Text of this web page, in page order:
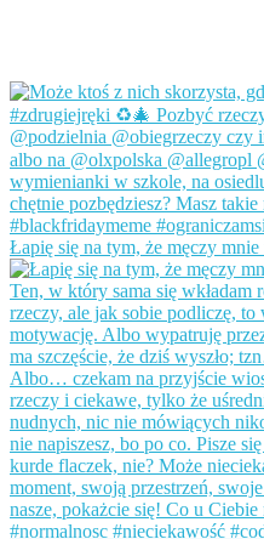
Łapię się na tym, że męczy mnie